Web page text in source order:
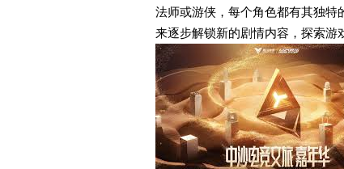
法师或游侠，每个角色都有其独特
来逐步解锁新的剧情内容，探索游